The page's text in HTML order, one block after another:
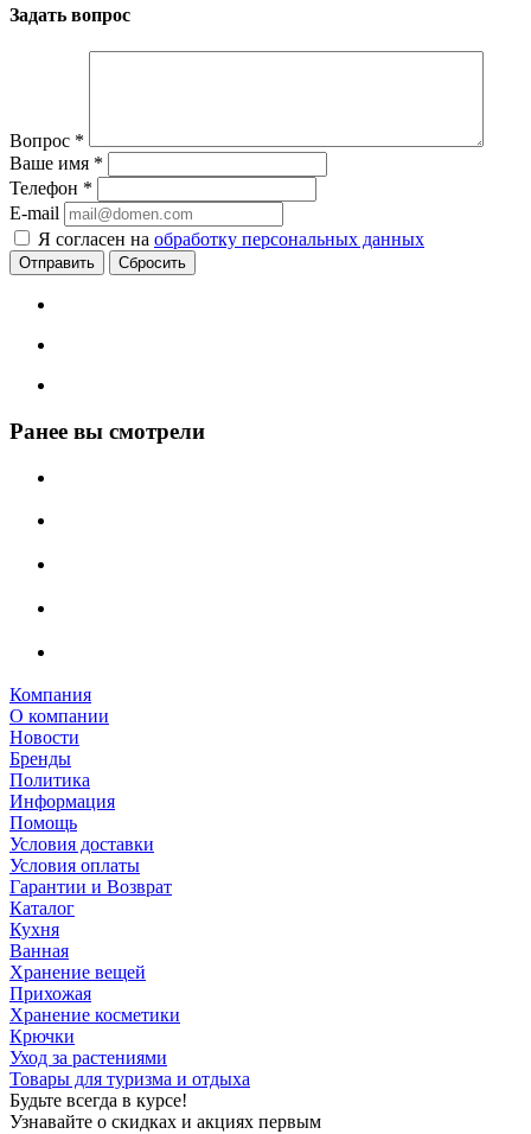
Задать вопрос
Вопрос *
Ваше имя *
Телефон *
E-mail
Я согласен на обработку персональных данных
Сбросить
Ранее вы смотрели
Компания
О компании
Новости
Бренды
Политика
Информация
Помощь
Условия доставки
Условия оплаты
Гарантии и Возврат
Каталог
Кухня
Ванная
Хранение вещей
Прихожая
Хранение косметики
Крючки
Уход за растениями
Товары для туризма и отдыха
Будьте всегда в курсе!
Узнавайте о скидках и акциях первым